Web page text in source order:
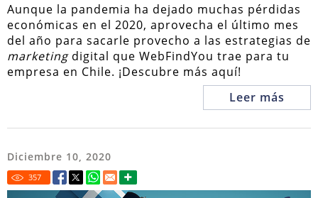
Aunque la pandemia ha dejado muchas pérdidas
económicas en el 2020, aprovecha el último mes
del año para sacarle provecho a las estrategias de
marketingdigital que WebFindYou trae para tu
empresa en Chile. ¡Descubre más aquí!
Leer más
Diciembre 10, 2020
357